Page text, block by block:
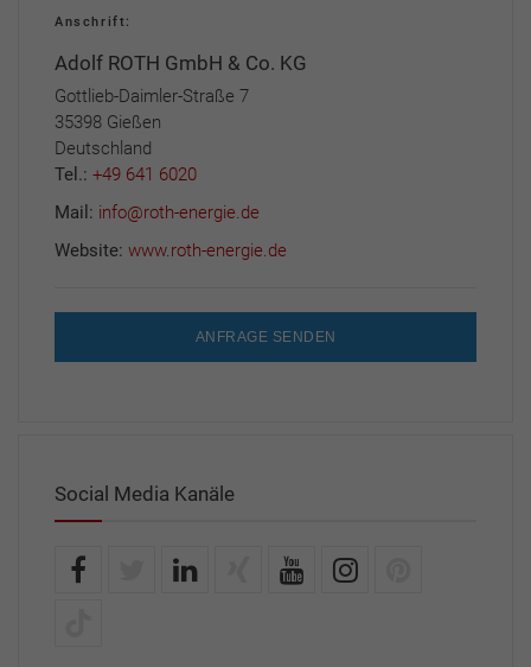
Anschrift:
Adolf ROTH GmbH & Co. KG
Gottlieb-Daimler-Straße 7
35398 Gießen
Deutschland
Tel.: +49 641 6020
Mail: info@roth-energie.de
Website: www.roth-energie.de
ANFRAGE SENDEN
Social Media Kanäle